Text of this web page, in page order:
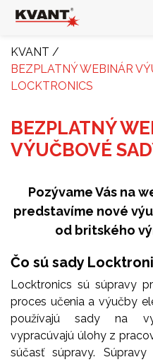
KVANT /
BEZPLATNÝ WEBINÁR
LOCKTRONICS
BEZPLATNÝ
VÝUČBOVÉ
Pozývame Vás na
predstavíme nové
od britského
Čo sú sady
Locktronics sú súpravy
proces učenia a výučby
používajú sady na
vypracúvajú úlohy z
súčasť súpravy.